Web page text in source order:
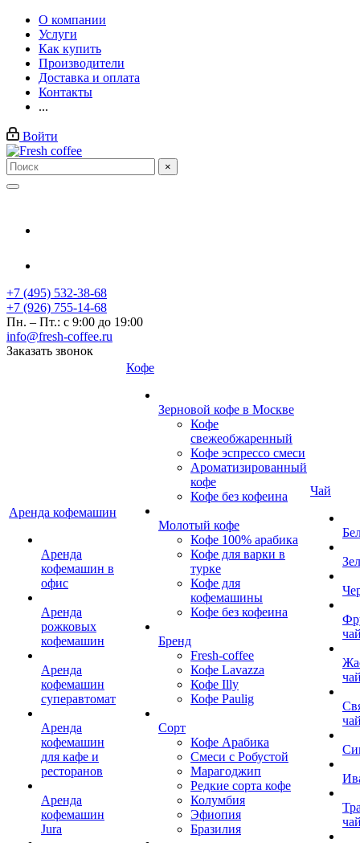
О компании
Услуги
Как купить
Производители
Доставка и оплата
Контакты
...
Войти
×
+7 (495) 532-38-68
+7 (926) 755-14-68
Пн. – Пт.: с 9:00 до 19:00
info@fresh-coffee.ru
Заказать звонок
Аренда кофемашин
Аренда
кофемашин в
офис
Аренда
рожковых
кофемашин
Аренда
кофемашин
суперавтомат
Аренда
кофемашин
для кафе и
ресторанов
Аренда
кофемашин
Jura
Кофе
Зерновой кофе в Москве
Кофе
свежеобжаренный
Кофе эспрессо смеси
Ароматизированный
кофе
Кофе без кофеина
Молотый кофе
Кофе 100% арабика
Кофе для варки в
турке
Кофе для
кофемашины
Кофе без кофеина
Бренд
Fresh-coffee
Кофе Lavazza
Кофе Illy
Кофе Paulig
Сорт
Кофе Арабика
Смеси с Робустой
Марагоджип
Редкие сорта кофе
Колумбия
Эфиопия
Бразилия
Чай